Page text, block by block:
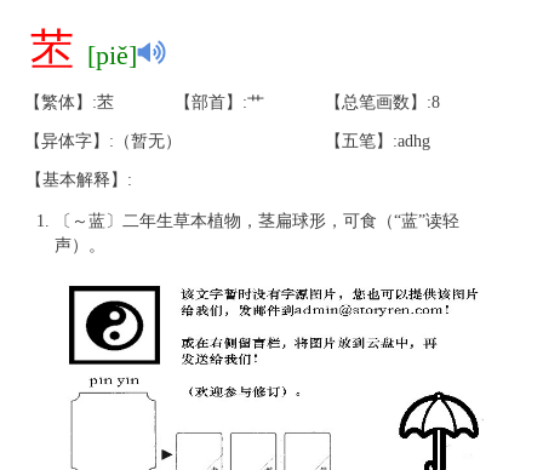
苤 [piě]
【繁体】:苤 【部首】:艹 【总笔画数】:8
【异体字】:（暂无） 【五笔】:adhg
【基本解释】:
〔～蓝〕二年生草本植物，茎扁球形，可食（“蓝”读轻
声）。